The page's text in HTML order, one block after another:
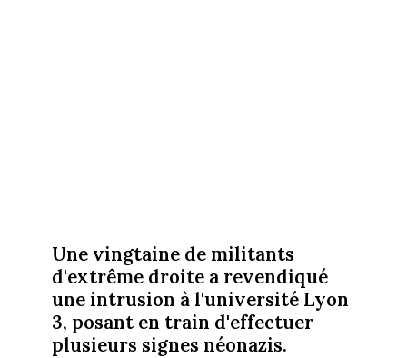
Une vingtaine de militants
d'extrême droite a revendiqué
une intrusion à l'université Lyon
3, posant en train d'effectuer
plusieurs signes néonazis.